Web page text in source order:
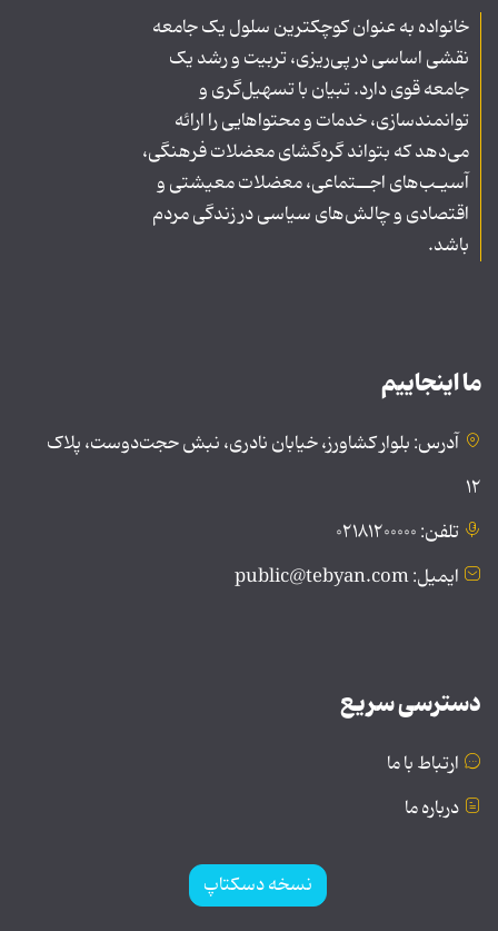
خانواده به عنوان کوچکترین سلول یک جامعه
نقشی اساسی در پی‌ریزی، تربیت و رشد یک
جامعه قوی دارد. تبیان با تسهیل‌گری و
توانمندسازی، خدمات و محتواهایی را ارائه
می‌دهد که بتواند گره‌گشای معضلات فرهنگی،
آسیـب‌های اجــتماعی، معضلات معیشتی و
اقتصادی و چالش‌های سیاسی در زندگی مردم
باشد.
ما اینجاییم
آدرس: بلوار کشاورز، خیابان نادری، نبش حجت‌دوست، پلاک
۱۲
تلفن: ۰۲۱۸۱۲۰۰۰۰۰
ایمیل: public@tebyan.com
دسترسی سریع
ارتباط با ما
درباره ما
نسخه دسکتاپ